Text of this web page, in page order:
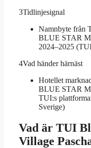
3Tidlinjesignal
Namnbyte från
BLUE STAR
2024–2025
4Vad händer härnäst
Hotellet
BLUE STAR
TUI:s
Sverige)
Vad är TUI
Village